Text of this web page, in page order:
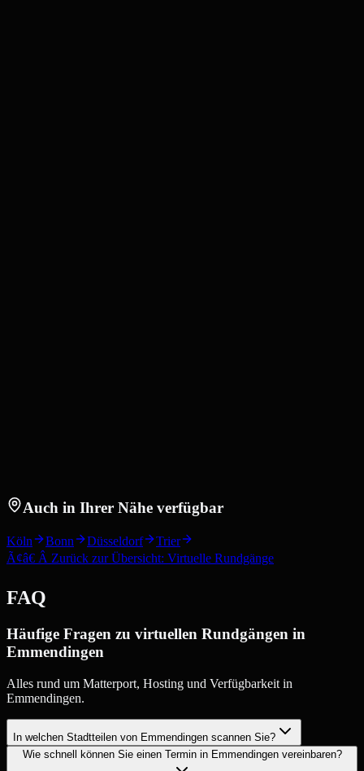
Auch in Ihrer Nähe verfügbar
Köln Bonn Düsseldorf
Trier
Ã¢â€ Â Zurück zur Übersicht: Virtuelle Rundgänge
FAQ
Häufige Fragen zu virtuellen Rundgängen in
Emmendingen
Alles rund um Matterport, Hosting und Verfügbarkeit in
Emmendingen.
In welchen Stadtteilen von Emmendingen scannen Sie?
Wie schnell können Sie einen Termin in Emmendingen vereinbaren?